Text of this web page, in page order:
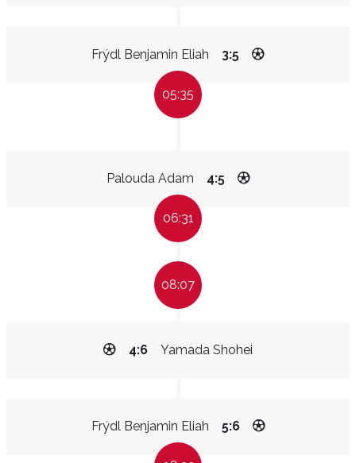
Frýdl Benjamin Eliah 3:5
05:35
Palouda Adam 4:5
06:31
08:07
Yamada Shohei
4:6
Frýdl Benjamin Eliah 5:6